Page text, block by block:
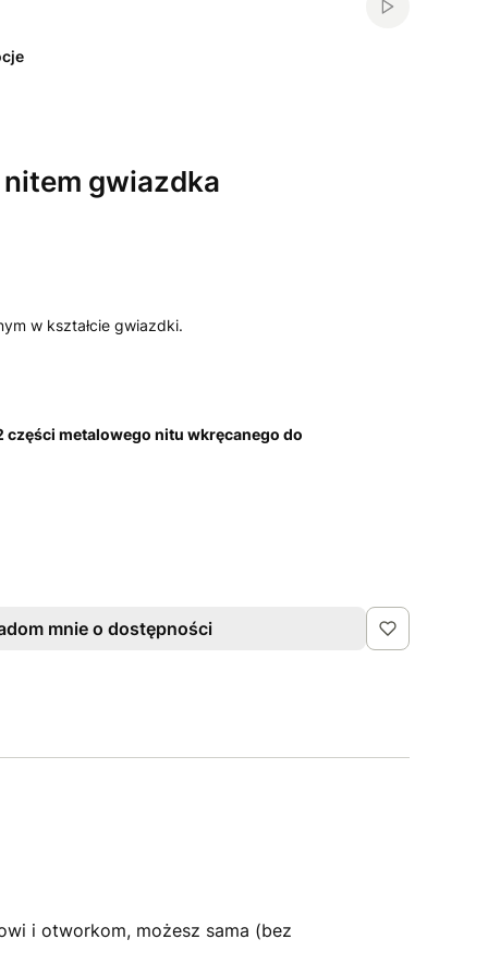
Włącz
gwiazdka
w kształcie gwiazdki.
części metalowego nitu wkręcanego do
mnie o dostępności
i otworkom, możesz sama (bez